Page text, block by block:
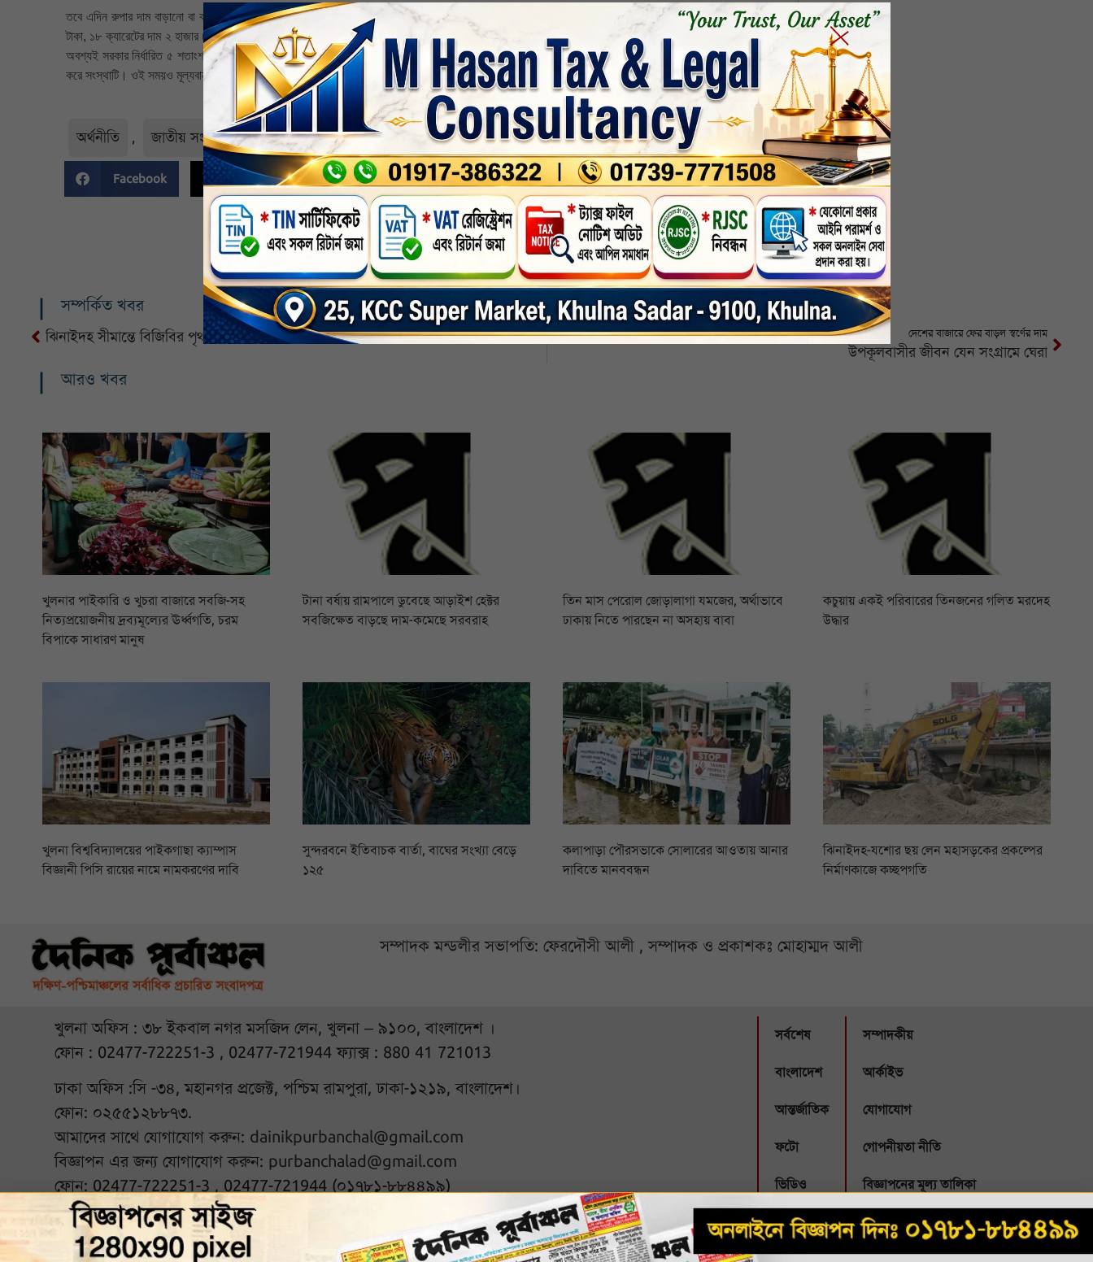
তবে এদিন রুপার দাম বাড়ানো বা কমানোর ঘোষণা দেওয়া হয়নি। ক্যাটাগরি অনুযায়ী ২২ ক্যারেটের প্রতিভরির দাম তিন হাজার ৪৭৬ টাকা, ২১ ক্যারেটের দাম ৩ হাজার ৩১৩
টাকা, ১৮ ক্যারেটের দাম ২ হাজার ৮৪৬ টাকা এবং সনাতন পদ্ধতির রুপার দাম ২ হাজার ১৩৫ টাকাই রয়েছে।বিজ্ঞপ্তিতে আরও জানানো হয়, স্বর্ণ ও রুপার বিক্রয় মূল্যের সঙ্গে
অবশ্যই সরকার নির্ধারিত ৫ শতাংশ ভ্যাট ও বাজুস নির্ধারিত ন্যূনতম ৬ শতাংশ মজুরি যোগ করতে হবে। উল্লেখ্য, এর আগে সর্বশেষ গত ২০ সেপ্টেম্বর স্বর্ণের দর সংশোধন
করে সংস্থাটি। ওই সময়ও মূল্যবান এই ধাতুটির দাম বেড়েছিল। তবে ওইদিনও রুপার দাম অপরিবর্তিত থাকে।
অর্থনীতি , জাতীয় সংবাদ , নির্বাচিত , বাংলাদেশ , সর্বশেষ , সর্বশেষ-সংবাদ
Facebook Twitter Linkedin Whatsapp Print
সম্পর্কিত খবর
ঝিনাইদহ সীমান্তে বিজিবির পৃথক অভিযানে ভারতীয় মদ ও ফেনসিডিল উদ্ধার দেশের বাজারে ফের বাড়ল স্বর্ণের দাম
উপকূলবাসীর জীবন যেন সংগ্রামে ঘেরা
আরও খবর
খুলনার পাইকারি ও খুচরা বাজারে সবজি-সহ
নিত্যপ্রয়োজনীয় দ্রব্যমূল্যের ঊর্ধ্বগতি, চরম
বিপাকে সাধারণ মানুষ
টানা বর্ষায় রামপালে ডুবেছে আড়াইশ হেক্টর
সবজিক্ষেত বাড়ছে দাম-কমেছে সরবরাহ
তিন মাস পেরোল জোড়ালাগা যমজের, অর্থাভাবে
ঢাকায় নিতে পারছেন না অসহায় বাবা
কচুয়ায় একই পরিবারের তিনজনের গলিত মরদেহ
উদ্ধার
খুলনা বিশ্ববিদ্যালয়ের পাইকগাছা ক্যাম্পাস
বিজ্ঞানী পিসি রায়ের নামে নামকরণের দাবি
সুন্দরবনে ইতিবাচক বার্তা, বাঘের সংখ্যা বেড়ে
১২৫
কলাপাড়া পৌরসভাকে সোলারের আওতায় আনার
দাবিতে মানববন্ধন
ঝিনাইদহ-যশোর ছয় লেন মহাসড়কের প্রকল্পের
নির্মাণকাজে কচ্ছপগতি
সম্পাদক মন্ডলীর সভাপতি: ফেরদৌসী আলী , সম্পাদক ও প্রকাশকঃ মোহাম্মদ আলী
খুলনা অফিস : ৩৮ ইকবাল নগর মসজিদ লেন, খুলনা – ৯১০০, বাংলাদেশ ।
ফোন : 02477-722251-3 , 02477-721944 ফ্যাক্স : 880 41 721013
ঢাকা অফিস :সি -৩৪, মহানগর প্রজেক্ট, পশ্চিম রামপুরা, ঢাকা-১২১৯, বাংলাদেশ।
ফোন: ০২৫৫১২৮৮৭৩.
আমাদের সাথে যোগাযোগ করুন: dainikpurbanchal@gmail.com
বিজ্ঞাপন এর জন্য যোগাযোগ করুন: purbanchalad@gmail.com
ফোন: 02477-722251-3 , 02477-721944 (০১৭৮১-৮৮৪৪৯৯)
আমাদের সঙ্গে থাকুন :
সর্বশেষ
বাংলাদেশ
আন্তর্জাতিক
ফটো
ভিডিও
সম্পাদকীয়
আর্কাইভ
যোগাযোগ
গোপনীয়তা নীতি
বিজ্ঞাপনের মূল্য তালিকা
© ২০২৬ দৈনিক পূর্বাঞ্চল. All rights reserved Designed & Developed by:Webbubl